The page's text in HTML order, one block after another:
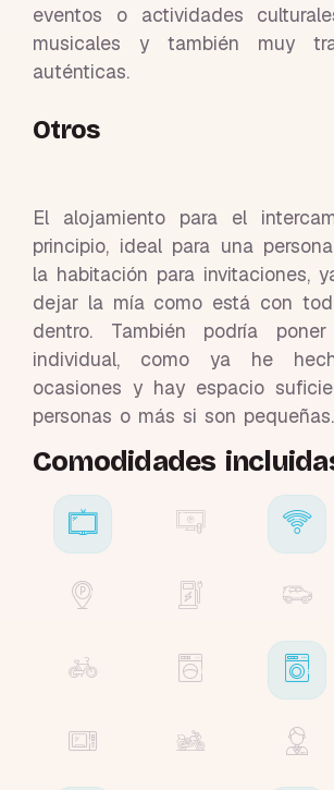
eventos o actividades
musicales y también muy
auténticas.
Otros
El alojamiento para el
principio, ideal para una
la habitación para invitaciones,
dejar la mía como está con
dentro. También podría
individual, como ya he
ocasiones y hay espacio
personas o más si son pequeñas.
Comodidades